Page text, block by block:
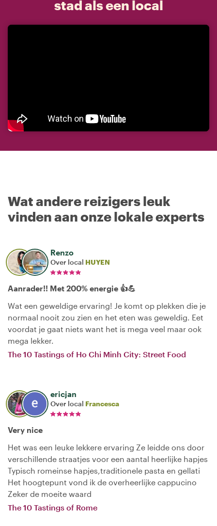
stad als een local
Wat andere reizigers leuk
vinden aan onze lokale experts
Renzo
Over local HUYEN
Aanrader!! Met 200% energie 👍💪
Wat een geweldige ervaring! Je komt op plekken die je
normaal nooit zou zien en het eten was geweldig. Eet
voordat je gaat niets want het is mega veel maar ook
mega lekker.
The 10 Tastings of Ho Chi Minh City: Street Food
ericjan
Over local Francesca
Very nice
Het was een leuke lekkere ervaring Ze leidde ons door
verschillende straatjes voor een aantal heerlijke hapjes
Typisch romeinse hapjes,traditionele pasta en gellati
Het hoogtepunt vond ik de overheerlijke cappucino
Zeker de moeite waard
The 10 Tastings of Rome